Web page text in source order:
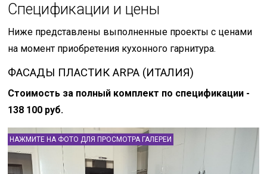
Спецификации и цены
Ниже представлены выполненные проекты с ценами
на момент приобретения кухонного гарнитура.
ФАСАДЫ ПЛАСТИК ARPA (ИТАЛИЯ)
Стоимость за полный комплект по спецификации -
138 100 руб.
НАЖМИТЕ НА ФОТО ДЛЯ ПРОСМОТРА ГАЛЕРЕИ